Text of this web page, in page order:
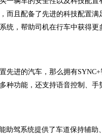
而且配备了先进的科技配置
统，帮助司机在行车中获得更
先进的汽车，那么拥有
种功能，还支持语音控制、
助驾系统提供了车道保持辅